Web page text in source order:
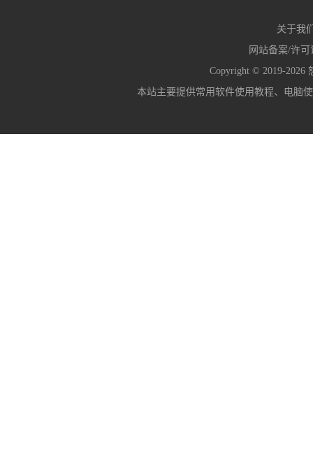
关于我
网站备案/许可
Copyright © 2019-2026
本站主要提供常用软件使用教程、电脑